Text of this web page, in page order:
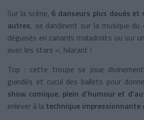
Sur la scène, 6 danseurs plus doués et
autres, se dandinent sur la musique du
déguisés en canards maladroits ou sur
avec les stars », hilarant !
Top : cette troupe se joue
guindés et cucul des ballets pour
show comique, plein d’humour et
enlever à la technique impressionnante